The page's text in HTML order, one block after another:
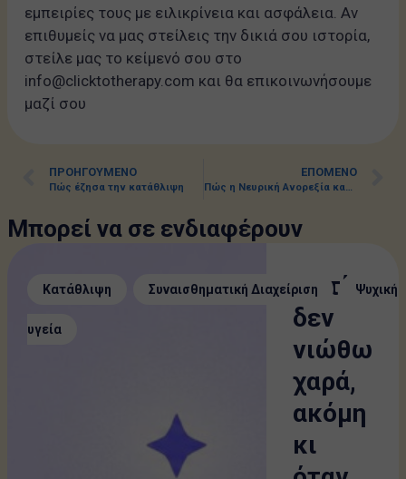
εμπειρίες τους με ειλικρίνεια και ασφάλεια. Αν
επιθυμείς να μας στείλεις την δικιά σου ιστορία,
στείλε μας το κείμενό σου στο
info@clicktotherapy.com και θα επικοινωνήσουμε
μαζί σου
ΠΡΟΗΓΟΎΜΕΝΟ
Πώς έζησα την κατάθλιψη
ΕΠΌΜΕΝΟ
Πώς η Νευρική Ανορεξία καμουφλαρίστηκε σε “healthy life style”
Μπορεί να σε ενδιαφέρουν
Κατάθλιψη Συναισθηματική Διαχείριση , Ψυχική
υγεία
Γιατί
δεν
νιώθω
χαρά,
ακόμη
κι